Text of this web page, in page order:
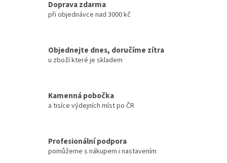
d
p
r
v
ý
s
u
Doprava zdarma
při objednávce nad 3000 kč
Objednejte dnes, doručíme zítra
u zboží které je skladem
Kamenná pobočka
a tisíce výdejních míst po ČR
Profesionální podpora
pomůžeme s nákupem i nastavením